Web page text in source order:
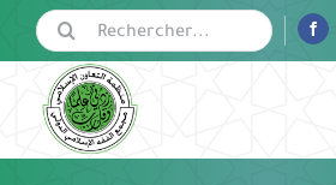
Passer
contenu
Rechercher: